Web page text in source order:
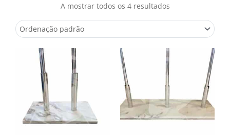
A mostrar todos os 4 resultados